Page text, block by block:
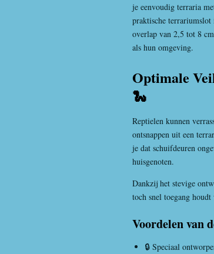
je eenvoudig terraria
praktische terrariumslot
overlap van 2,5 tot 8
als hun omgeving.
Optimale
🐍
Reptielen kunnen
ontsnappen uit een
je dat schuifdeuren
huisgenoten.
Dankzij het stevige
toch snel toegang
Voordelen van
🔒 Speciaal